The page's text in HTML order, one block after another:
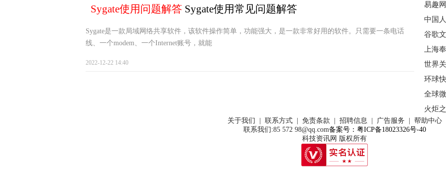
Sygate使用问题解答 Sygate使用常见问题解答
Sygate是一款局域网络共享软件，该软件操作简单，功能强大，是一款非常好用的软件。只需要一条电话
线、一个modem、一个Internet账号，就能
2022-12-22 14:40
易趣
谷歌
上海
世界
关于我们 | 联系方式 | 免责条款 | 招聘信息 | 广告服务 | 帮助中心
联系我们:85 572 98@qq.com备案号：粤ICP备18023326号-40
科技资讯网 版权所有